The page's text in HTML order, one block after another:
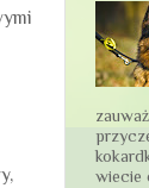
wiecie